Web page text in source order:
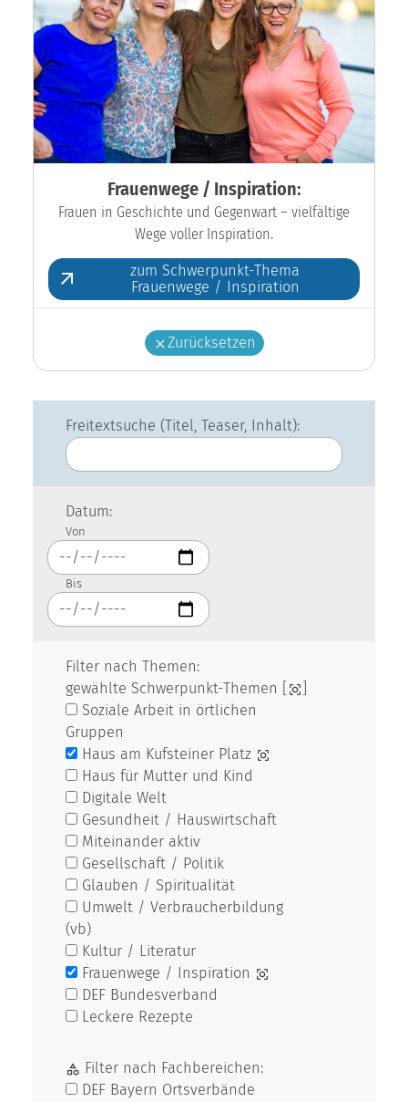
Frauenwege / Inspiration:
Frauen in Geschichte und Gegenwart – vielfältige
Wege voller Inspiration.
zum Schwerpunkt-Thema
Frauenwege / Inspiration
Zurücksetzen
Freitextsuche (Titel, Teaser, Inhalt):
Datum:
Von
Bis
Filter nach Themen:
gewählte Schwerpunkt-Themen [
Soziale Arbeit in örtlichen
Gruppen
Haus am Kufsteiner Platz
Haus für Mutter und Kind
Digitale Welt
Gesundheit / Hauswirtschaft
Miteinander aktiv
Gesellschaft / Politik
Glauben / Spiritualität
Umwelt / Verbraucherbildung
(vb)
Kultur / Literatur
Frauenwege / Inspiration
DEF Bundesverband
Leckere Rezepte
Filter nach Fachbereichen:
DEF Bayern Ortsverbände